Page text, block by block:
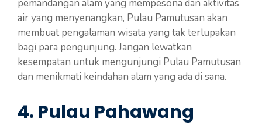
pemandangan alam yang mempesona dan aktivitas
air yang menyenangkan, Pulau Pamutusan akan
membuat pengalaman wisata yang tak terlupakan
bagi para pengunjung. Jangan lewatkan
kesempatan untuk mengunjungi Pulau Pamutusan
dan menikmati keindahan alam yang ada di sana.
4. Pulau Pahawang